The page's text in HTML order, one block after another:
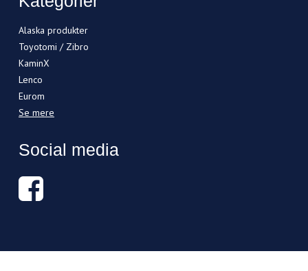
Alaska produkter
Toyotomi / Zibro
KaminX
Lenco
Eurom
Se mere
Social media